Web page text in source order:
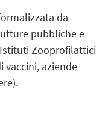
da
pubbliche e
Zooprofilattici
vaccini, aziende